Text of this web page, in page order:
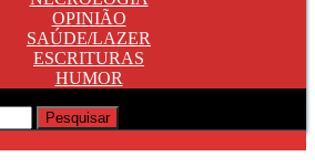
OPINIÃO
SAÚDE/LAZER
ESCRITURAS
HUMOR